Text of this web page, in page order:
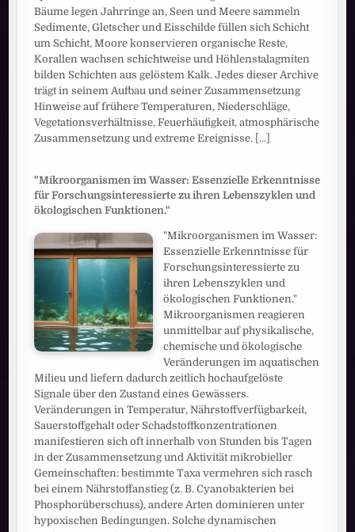
Bäume legen Jahrringe an, Seen und Meere sammeln
Sedimente, Gletscher und Eisschilde füllen sich Schicht
um Schicht, Moore konservieren organische Reste,
Korallen wachsen schichtweise und Höhlenstalagmiten
bilden Schichten aus gelöstem Kalk. Jedes dieser Archive
trägt in seinem Aufbau und seiner Zusammensetzung
Hinweise auf frühere Temperaturen, Niederschläge,
Vegetationsverhältnisse, Feuerhäufigkeit, atmosphärische
Zusammensetzung und extreme Ereignisse. [...]
"Mikroorganismen im Wasser: Essenzielle Erkenntnisse
für Forschungsinteressierte zu ihren Lebenszyklen und
ökologischen Funktionen."
"Mikroorganismen im Wasser:
Essenzielle Erkenntnisse für
Forschungsinteressierte zu
ihren Lebenszyklen und
ökologischen Funktionen."
Mikroorganismen reagieren
unmittelbar auf physikalische,
chemische und ökologische
Veränderungen im aquatischen
Milieu und liefern dadurch zeitlich hochaufgelöste
Signale über den Zustand eines Gewässers.
Veränderungen in Temperatur, Nährstoffverfügbarkeit,
Sauerstoffgehalt oder Schadstoffkonzentrationen
manifestieren sich oft innerhalb von Stunden bis Tagen
in der Zusammensetzung und Aktivität mikrobieller
Gemeinschaften: bestimmte Taxa vermehren sich rasch
bei einem Nährstoffanstieg (z. B. Cyanobakterien bei
Phosphorüberschuss), andere Arten dominieren unter
hypoxischen Bedingungen. Solche dynamischen